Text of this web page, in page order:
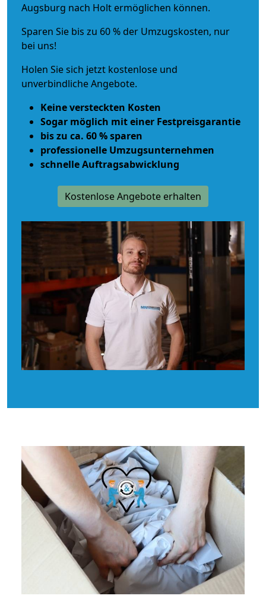
Augsburg nach Holt ermöglichen können.
Sparen Sie bis zu 60 % der Umzugskosten, nur
bei uns!
Holen Sie sich jetzt kostenlose und
unverbindliche Angebote.
Keine versteckten Kosten
Sogar möglich mit einer Festpreisgarantie
bis zu ca. 60 % sparen
professionelle Umzugsunternehmen
schnelle Auftragsabwicklung
Kostenlose Angebote erhalten